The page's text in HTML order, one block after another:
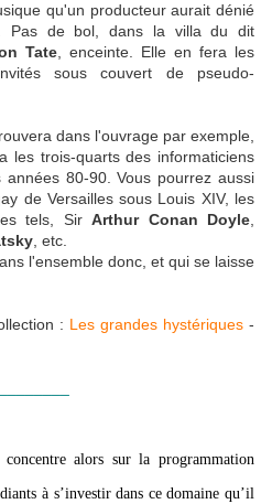
qu'un producteur aurait dénié
Pas de bol, dans la villa du dit
Tate , enceinte. Elle en fera les
sous couvert de pseudo-
dans l'ouvrage par exemple,
les trois-quarts des informaticiens
80-90. Vous pourrez aussi
de Versailles sous Louis XIV, les
tels, Sir Arthur Conan Doyle
, etc.
l'ensemble donc, et qui se laisse
: Les grandes hystériques-
alors sur la programmation
à s’investir dans ce domaine qu’il